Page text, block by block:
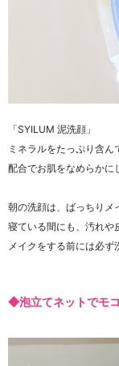
「SYILUM 泥洗顔」
ミネラルをたっぷり含
配合でお肌をなめらかに
朝の洗顔は、ばっちりメ
寝ている間にも、汚れや
メイクをする前には必ず
◆泡立てネットでモ